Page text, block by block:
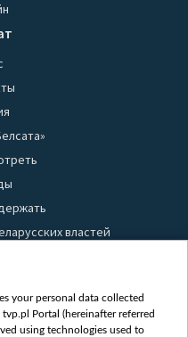
властей
материалов
your personal data collected
Portal (hereinafter referred
using technologies used to